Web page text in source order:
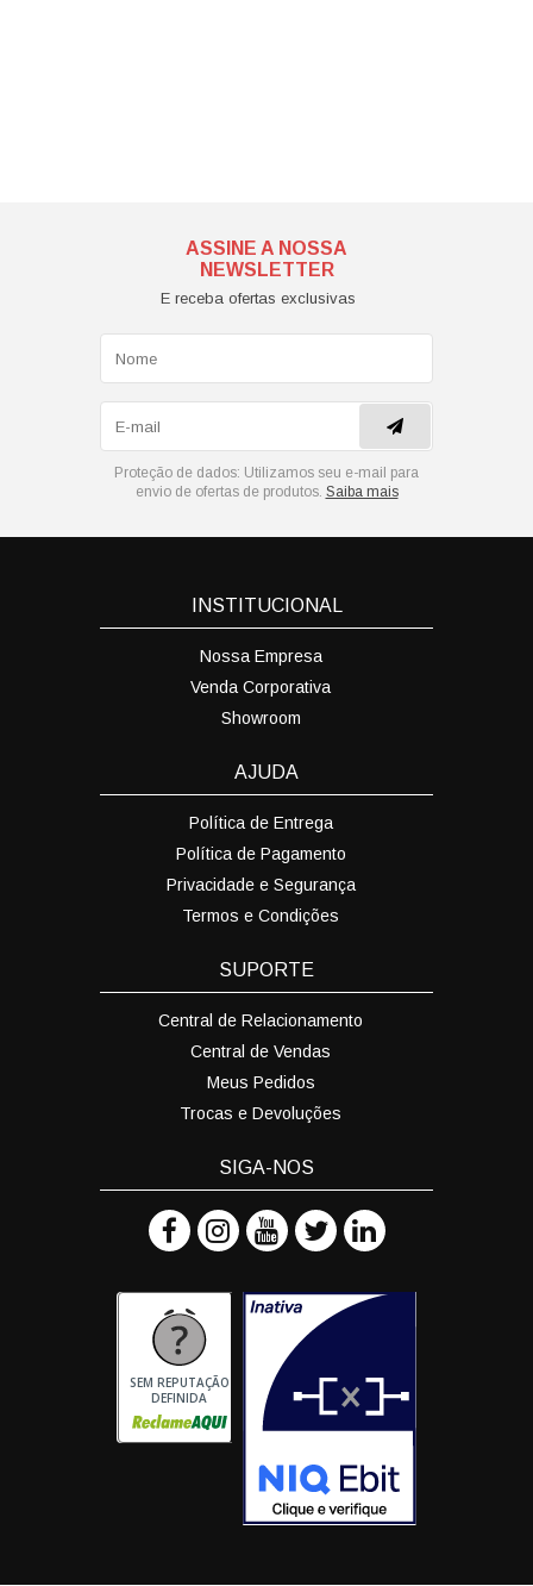
ASSINE A NOSSA
NEWSLETTER
E receba ofertas exclusivas
Proteção de dados: Utilizamos seu e-mail para
envio de ofertas de produtos. Saiba mais
INSTITUCIONAL
Nossa Empresa
Venda Corporativa
Showroom
AJUDA
Política de Entrega
Política de Pagamento
Privacidade e Segurança
Termos e Condições
SUPORTE
Central de Relacionamento
Central de Vendas
Meus Pedidos
Trocas e Devoluções
SIGA-NOS
SEM REPUTAÇÃO
DEFINIDA